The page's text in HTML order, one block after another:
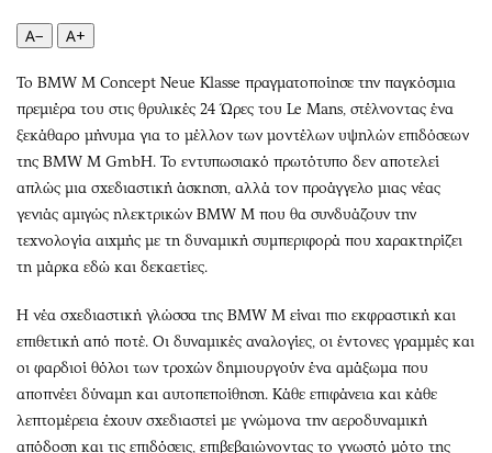
Ελλάδα
Παράξενα
Πολιτισμός
Σινεμά
Θέατρο-Χορός
Μουσική
Εικαστικά
Χειρόγραφα
Media
Εκπομπές
Wine routes
Podcasts
Επιστολές
A− A+
Το BMW M Concept Neue Klasse πραγματοποίησε την παγκόσμια
πρεμιέρα του στις θρυλικές 24 Ώρες του Le Mans, στέλνοντας ένα
ξεκάθαρο μήνυμα για το μέλλον των μοντέλων υψηλών επιδόσεων
της BMW M GmbH. Το εντυπωσιακό πρωτότυπο δεν αποτελεί
απλώς μια σχεδιαστική άσκηση, αλλά τον προάγγελο μιας νέας
γενιάς αμιγώς ηλεκτρικών BMW M που θα συνδυάζουν την
τεχνολογία αιχμής με τη δυναμική συμπεριφορά που χαρακτηρίζει
τη μάρκα εδώ και δεκαετίες.
Η νέα σχεδιαστική γλώσσα της BMW M είναι πιο εκφραστική και
επιθετική από ποτέ. Οι δυναμικές αναλογίες, οι έντονες γραμμές και
οι φαρδιοί θόλοι των τροχών δημιουργούν ένα αμάξωμα που
αποπνέει δύναμη και αυτοπεποίθηση. Κάθε επιφάνεια και κάθε
λεπτομέρεια έχουν σχεδιαστεί με γνώμονα την αεροδυναμική
απόδοση και τις επιδόσεις, επιβεβαιώνοντας το γνωστό μότο της